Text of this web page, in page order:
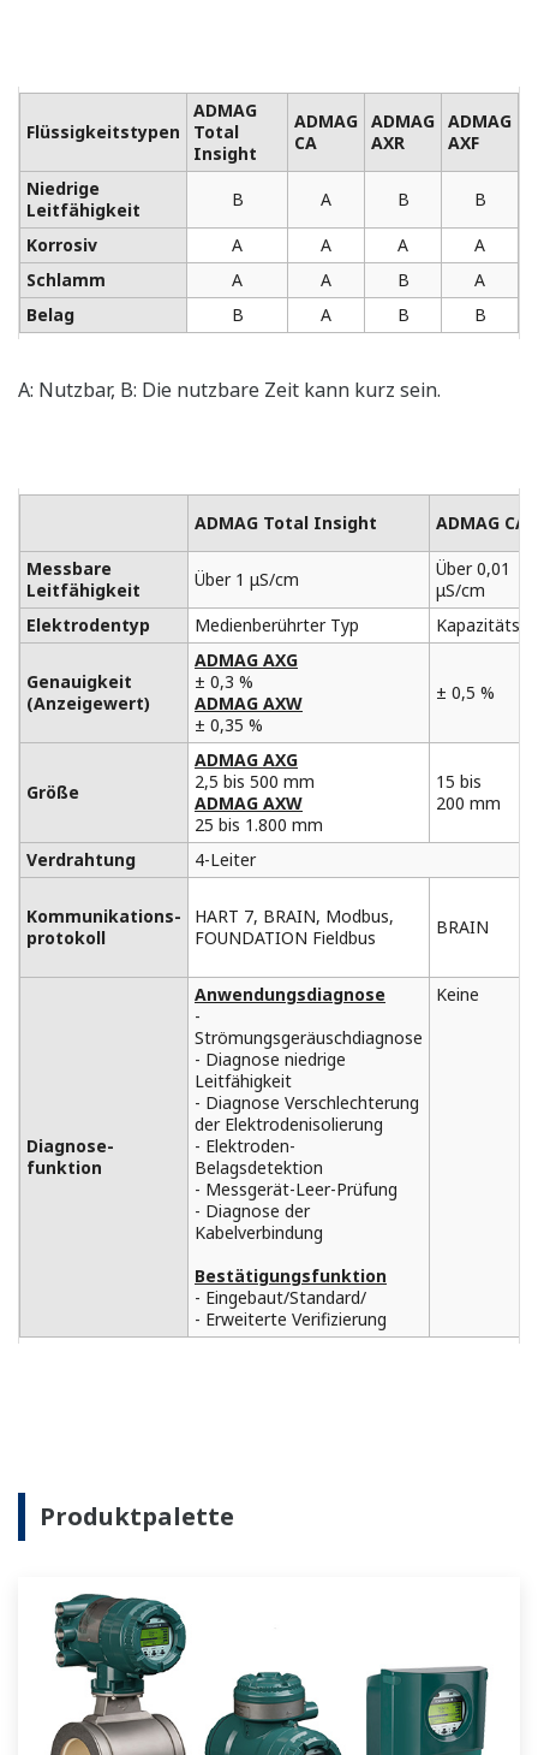
Flüssigkeitstypen
ADMAG
Total
Insight
ADMAG
CA
ADMAG
AXR
ADMAG
AXF
Niedrige
Leitfähigkeit
B A B
B
Korrosiv
A A A
A
Schlamm
A A B
A
Belag
B A B B
A: Nutzbar, B: Die nutzbare Zeit kann kurz sein.
ADMAG Total Insight
ADMAG CA
Messbare
Leitfähigkeit
Über 1 μS/cm
Über 0,01
μS/cm
Elektrodentyp
Medienberührter Typ
Genauigkeit
(Anzeigewert)
ADMAG AXG
± 0,3 %
ADMAG AXW
± 0,35 %
± 0,5 %
Größe
ADMAG AXG
2,5 bis 500 mm
ADMAG AXW
25 bis 1.800 mm
15 bis
200 mm
Verdrahtung 4-Leiter
Kommunikations-
protokoll
HART 7, BRAIN, Modbus,
FOUNDATION Fieldbus
BRAIN
Diagnose-
funktion
Anwendungsdiagnose
-
Strömungsgeräuschdiagnose
- Diagnose niedrige
Leitfähigkeit
- Diagnose Verschlechterung
der Elektrodenisolierung
- Elektroden-
Belagsdetektion
- Messgerät-Leer-Prüfung
- Diagnose der
Kabelverbindung
Bestätigungsfunktion
- Eingebaut/Standard/
- Erweiterte Verifizierung
Keine
Produktpalette